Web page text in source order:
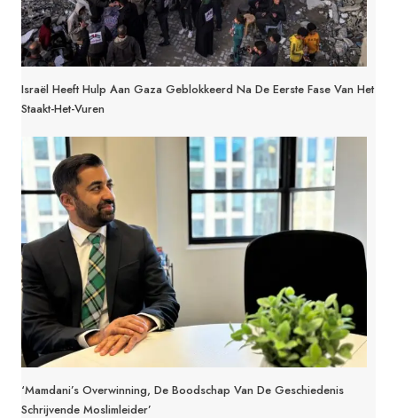
Israël Heeft Hulp Aan Gaza Geblokkeerd Na De Eerste Fase Van Het
Staakt-Het-Vuren
‘Mamdani’s Overwinning, De Boodschap Van De Geschiedenis
Schrijvende Moslimleider’